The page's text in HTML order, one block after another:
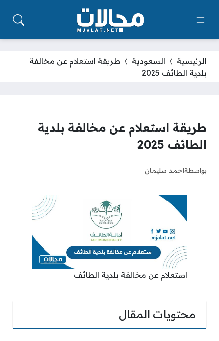
الرئيسية السعودية
طريقة استعلام عن مخالفة
بلدية الطائف 2025
طريقة استعلام عن مخالفة بلدية
الطائف 2025
بواسطةاحمد سليمان
استعلام عن مخالفة بلدية الطائف
محتويات المقال